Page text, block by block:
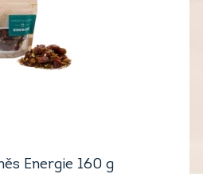
Energie 160 g